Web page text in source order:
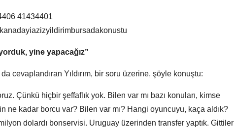
yine yapacağız”
da cevaplandıran Yıldırım, bir soru üzerine, şöyle konuştu:
Çünkü hiçbir şeffaflık yok. Bilen var mı bazı konuları, kimse
ne kadar borcu var? Bilen var mı? Hangi oyuncuyu, kaça aldık?
dolardı bonservisi. Uruguay üzerinden transfer yaptık. Gittiler